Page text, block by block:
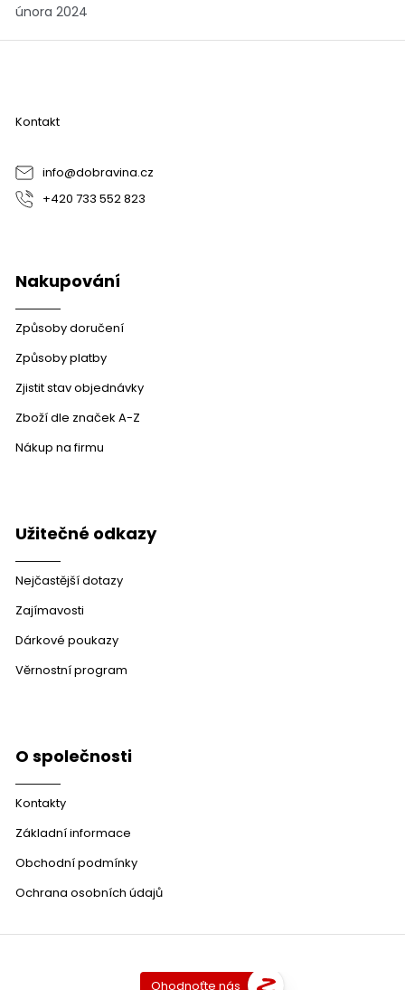
února 2024
Z
Kontakt
info@dobravina.cz
+420 733 552 823
Nakupování
Způsoby doručení
Způsoby platby
Zjistit stav objednávky
Zboží dle značek A-Z
Nákup na firmu
Užitečné odkazy
Nejčastější dotazy
Zajímavosti
Dárkové poukazy
Věrnostní program
O společnosti
Kontakty
Základní informace
Obchodní podmínky
Ochrana osobních údajů
Ohodnoťte nás